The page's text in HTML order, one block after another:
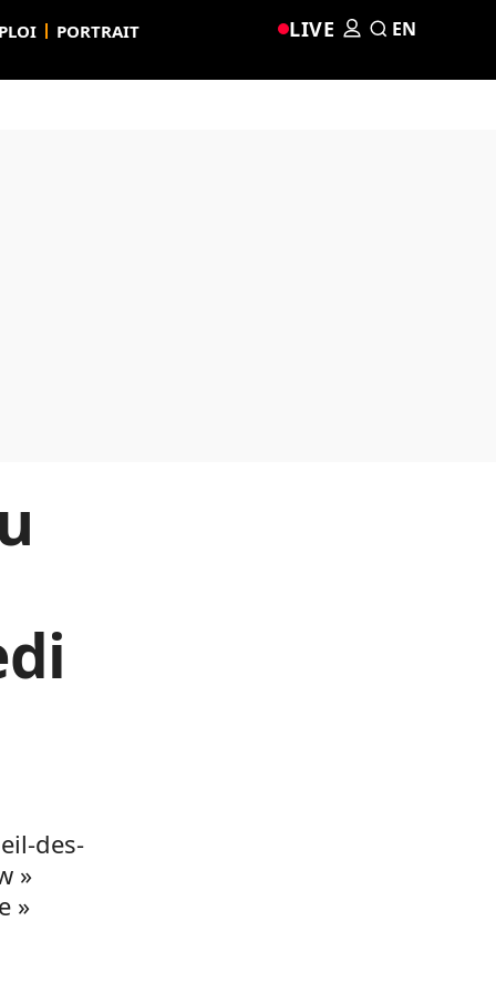
PORTRAIT LIVE EN
des-
»
»